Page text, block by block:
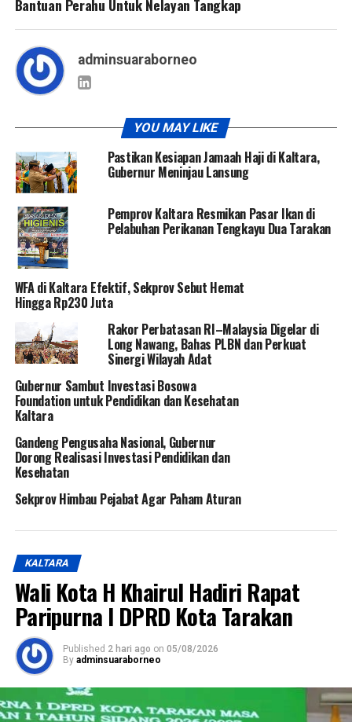
Bantuan Perahu Untuk Nelayan Tangkap
adminsuaraborneo
YOU MAY LIKE
Pastikan Kesiapan Jamaah Haji di Kaltara,
Gubernur Meninjau Lansung
Pemprov Kaltara Resmikan Pasar Ikan di
Pelabuhan Perikanan Tengkayu Dua Tarakan
WFA di Kaltara Efektif, Sekprov Sebut Hemat
Hingga Rp230 Juta
Rakor Perbatasan RI–Malaysia Digelar di
Long Nawang, Bahas PLBN dan Perkuat
Sinergi Wilayah Adat
Gubernur Sambut Investasi Bosowa
Foundation untuk Pendidikan dan Kesehatan
Kaltara
Gandeng Pengusaha Nasional, Gubernur
Dorong Realisasi Investasi Pendidikan dan
Kesehatan
Sekprov Himbau Pejabat Agar Paham Aturan
KALTARA
Wali Kota H Khairul Hadiri Rapat
Paripurna I DPRD Kota Tarakan
Published 2 hari ago on 05/08/2026
By adminsuaraborneo